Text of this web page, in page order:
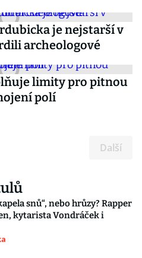
je nejstarší v
archeologové
limity pro pitnou
polí
Další
snů“, nebo hrůzy? Rapper
kytarista Vondráček i